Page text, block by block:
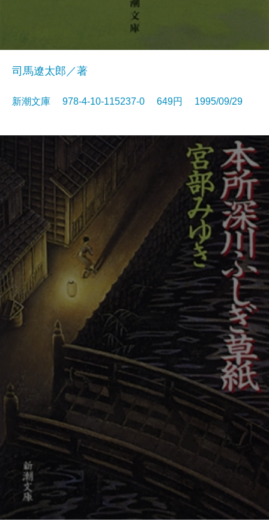
司馬遼太郎／著
新潮文庫 978-4-10-115237-0 649円 1995/09/29